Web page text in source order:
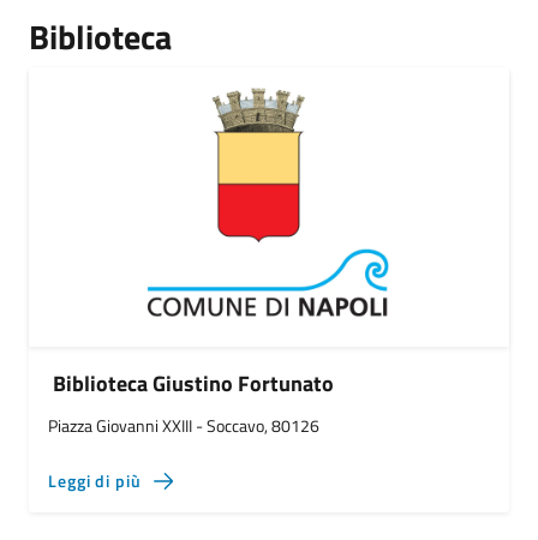
Biblioteca
Biblioteca Giustino Fortunato
Piazza Giovanni XXIII - Soccavo, 80126
Leggi di più